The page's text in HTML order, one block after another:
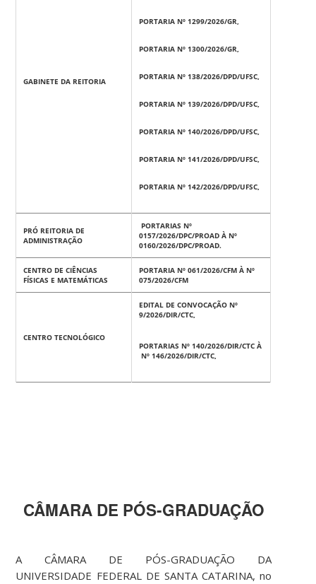
GABINETE DA REITORIA
PORTARIA Nº 1299/2026/GR,
PORTARIA Nº 1300/2026/GR,
PORTARIA Nº 138/2026/DPD/UFSC,
PORTARIA Nº 139/2026/DPD/UFSC,
PORTARIA Nº 140/2026/DPD/UFSC,
PORTARIA Nº 141/2026/DPD/UFSC,
PORTARIA Nº 142/2026/DPD/UFSC,
PRÓ REITORIA DE
ADMINISTRAÇÃO
PORTARIAS Nº
0157/2026/DPC/PROAD À Nº
0160/2026/DPC/PROAD.
CENTRO DE CIÊNCIAS
FÍSICAS E MATEMÁTICAS
PORTARIA Nº 061/2026/CFM À Nº
075/2026/CFM
CENTRO TECNOLÓGICO
EDITAL DE CONVOCAÇÃO Nº
9/2026/DIR/CTC,
PORTARIAS Nº 140/2026/DIR/CTC À
Nº 146/2026/DIR/CTC,
CÂMARA DE PÓS-GRADUAÇÃO
A CÂMARA DE PÓS-GRADUAÇÃO DA
UNIVERSIDADE FEDERAL DE SANTA CATARINA, no